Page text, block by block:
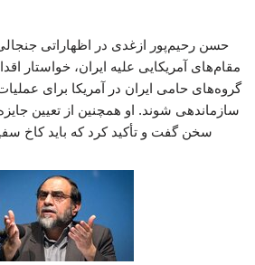
حسن رحیم‌پور ازغدی در اظهاراتی
مقام‌های آمریکایی علیه ایران، خواستار
گروه‌های حامی ایران در آمریکا برای
سازماندهی شوند. او همچنین از تعیین
سخن گفت و تأکید کرد که باید کاخ